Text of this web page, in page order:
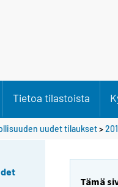
Tietoa tilastoista
uudet tilaukset>
Tämä